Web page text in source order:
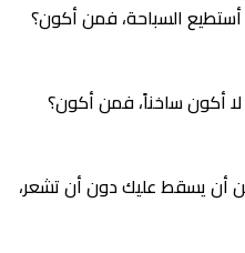
السباحة، فمن أكون؟
أكون ساخناً، فمن أكون؟
أن يسقط عليك دون أن تشعر،